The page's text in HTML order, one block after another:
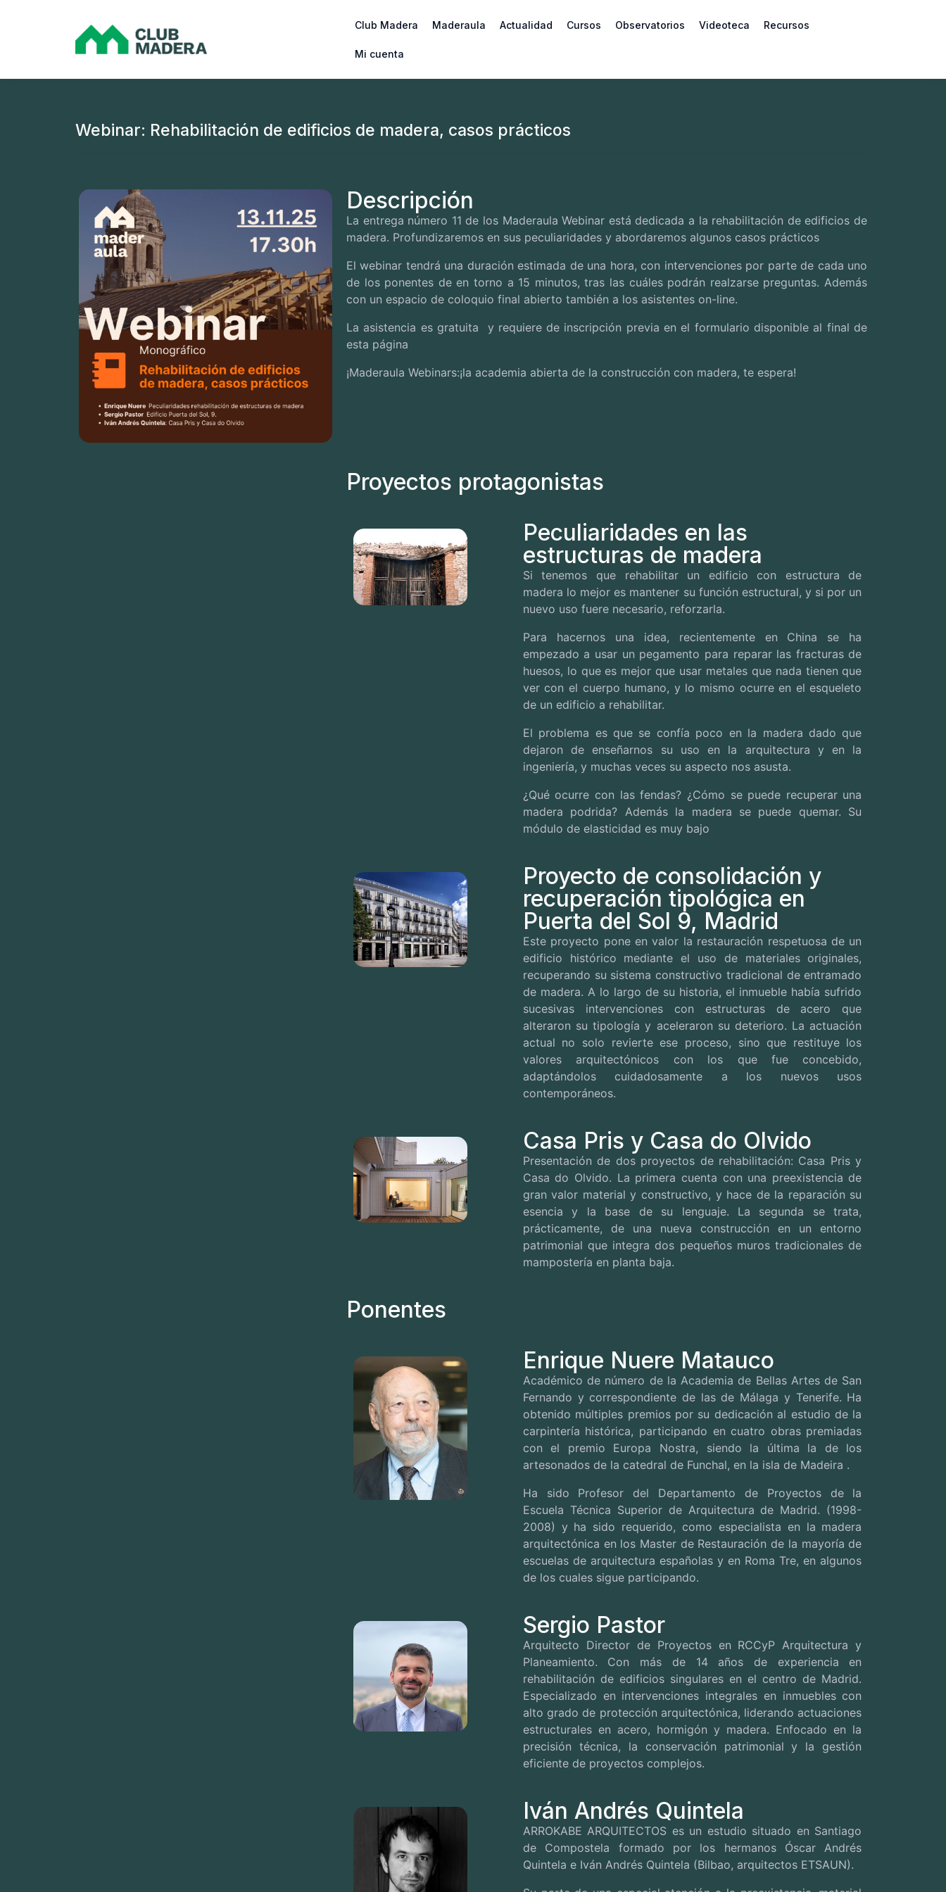
Club Madera Maderaula Actualidad Cursos Observatorios Videoteca Recursos
Mi cuenta
Webinar: Rehabilitación de edificios de madera, casos prácticos
Descripción
La entrega número 11 de los Maderaula Webinar está dedicada a la rehabilitación de edificios de
madera. Profundizaremos en sus peculiaridades y abordaremos algunos casos prácticos
El webinar tendrá una duración estimada de una hora, con intervenciones por parte de cada uno
de los ponentes de en torno a 15 minutos, tras las cuáles podrán realzarse preguntas. Además
con un espacio de coloquio final abierto también a los asistentes on-line.
La asistencia es gratuita y requiere de inscripción previa en el formulario disponible al final de
esta página
¡Maderaula Webinars:¡la academia abierta de la construcción con madera, te espera!
Proyectos protagonistas
Peculiaridades en las
estructuras de madera
Si tenemos que rehabilitar un edificio con estructura de
madera lo mejor es mantener su función estructural, y si por un
nuevo uso fuere necesario, reforzarla.
Para hacernos una idea, recientemente en China se ha
empezado a usar un pegamento para reparar las fracturas de
huesos, lo que es mejor que usar metales que nada tienen que
ver con el cuerpo humano, y lo mismo ocurre en el esqueleto
de un edificio a rehabilitar.
El problema es que se confía poco en la madera dado que
dejaron de enseñarnos su uso en la arquitectura y en la
ingeniería, y muchas veces su aspecto nos asusta.
¿Qué ocurre con las fendas? ¿Cómo se puede recuperar una
madera podrida? Además la madera se puede quemar. Su
módulo de elasticidad es muy bajo
Proyecto de consolidación y
recuperación tipológica en
Puerta del Sol 9, Madrid
Este proyecto pone en valor la restauración respetuosa de un
edificio histórico mediante el uso de materiales originales,
recuperando su sistema constructivo tradicional de entramado
de madera. A lo largo de su historia, el inmueble había sufrido
sucesivas intervenciones con estructuras de acero que
alteraron su tipología y aceleraron su deterioro. La actuación
actual no solo revierte ese proceso, sino que restituye los
valores arquitectónicos con los que fue concebido,
adaptándolos cuidadosamente a los nuevos usos
contemporáneos.
Casa Pris y Casa do Olvido
Presentación de dos proyectos de rehabilitación: Casa Pris y
Casa do Olvido. La primera cuenta con una preexistencia de
gran valor material y constructivo, y hace de la reparación su
esencia y la base de su lenguaje. La segunda se trata,
prácticamente, de una nueva construcción en un entorno
patrimonial que integra dos pequeños muros tradicionales de
mampostería en planta baja.
Ponentes
Enrique Nuere Matauco
Académico de número de la Academia de Bellas Artes de San
Fernando y correspondiente de las de Málaga y Tenerife. Ha
obtenido múltiples premios por su dedicación al estudio de la
carpintería histórica, participando en cuatro obras premiadas
con el premio Europa Nostra, siendo la última la de los
artesonados de la catedral de Funchal, en la isla de Madeira .
Ha sido Profesor del Departamento de Proyectos de la
Escuela Técnica Superior de Arquitectura de Madrid. (1998-
2008) y ha sido requerido, como especialista en la madera
arquitectónica en los Master de Restauración de la mayoría de
escuelas de arquitectura españolas y en Roma Tre, en algunos
de los cuales sigue participando.
Sergio Pastor
Arquitecto Director de Proyectos en RCCyP Arquitectura y
Planeamiento. Con más de 14 años de experiencia en
rehabilitación de edificios singulares en el centro de Madrid.
Especializado en intervenciones integrales en inmuebles con
alto grado de protección arquitectónica, liderando actuaciones
estructurales en acero, hormigón y madera. Enfocado en la
precisión técnica, la conservación patrimonial y la gestión
eficiente de proyectos complejos.
Iván Andrés Quintela
ARROKABE ARQUITECTOS es un estudio situado en Santiago
de Compostela formado por los hermanos Óscar Andrés
Quintela e Iván Andrés Quintela (Bilbao, arquitectos ETSAUN).